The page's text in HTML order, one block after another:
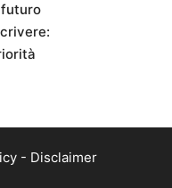
futuro
- Disclaimer